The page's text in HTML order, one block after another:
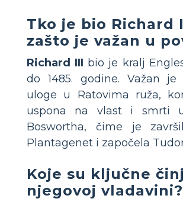
Tko je bio Richard
zašto je važan u
Richard III bio je kralj
do 1485. godine. Važan je
uloge u Ratovima ruža,
uspona na vlast i smrti
Boswortha, čime je
Plantagenet i započela
Koje su ključne
njegovoj vladavini?